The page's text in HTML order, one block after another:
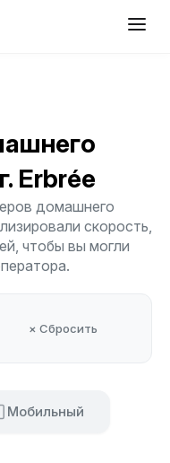
Erbrée
домашнего
скорость,
чтобы вы могли
× Сбросить
Мобильный